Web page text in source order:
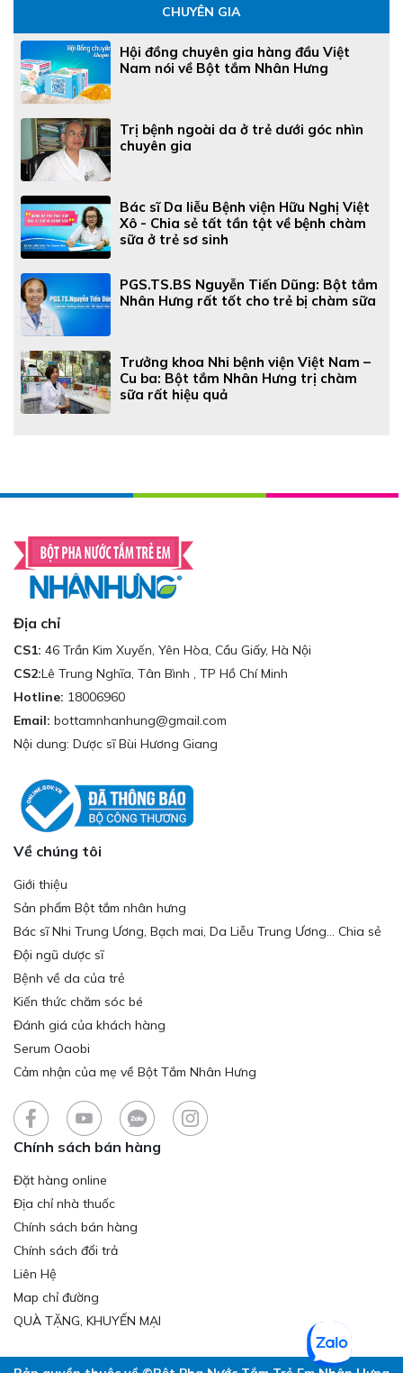
CHUYÊN GIA
Hội đồng chuyên gia hàng đầu Việt
Nam nói về Bột tắm Nhân Hưng
Trị bệnh ngoài da ở trẻ dưới góc nhìn
chuyên gia
Bác sĩ Da liễu Bệnh viện Hữu Nghị Việt
Xô - Chia sẻ tất tần tật về bệnh chàm
sữa ở trẻ sơ sinh
PGS.TS.BS Nguyễn Tiến Dũng: Bột tắm
Nhân Hưng rất tốt cho trẻ bị chàm sữa
Trưởng khoa Nhi bệnh viện Việt Nam –
Cu ba: Bột tắm Nhân Hưng trị chàm
sữa rất hiệu quả
Địa chỉ
CS1: 46 Trần Kim Xuyến, Yên Hòa, Cầu Giấy, Hà Nội
CS2:Lê Trung Nghĩa, Tân Bình , TP Hồ Chí Minh
Hotline: 18006960
Email: bottamnhanhung@gmail.com
Nội dung: Dược sĩ Bùi Hương Giang
Về chúng tôi
Giới thiệu
Sản phẩm Bột tắm nhân hưng
Bác sĩ Nhi Trung Ương, Bạch mai, Da Liễu Trung Ương... Chia sẻ
Đội ngũ dược sĩ
Bệnh về da của trẻ
Kiến thức chăm sóc bé
Đánh giá của khách hàng
Serum Oaobi
Cảm nhận của mẹ về Bột Tắm Nhân Hưng
Chính sách bán hàng
Đặt hàng online
Địa chỉ nhà thuốc
Chính sách bán hàng
Chính sách đổi trả
Liên Hệ
Map chỉ đường
QUÀ TẶNG, KHUYẾN MẠI